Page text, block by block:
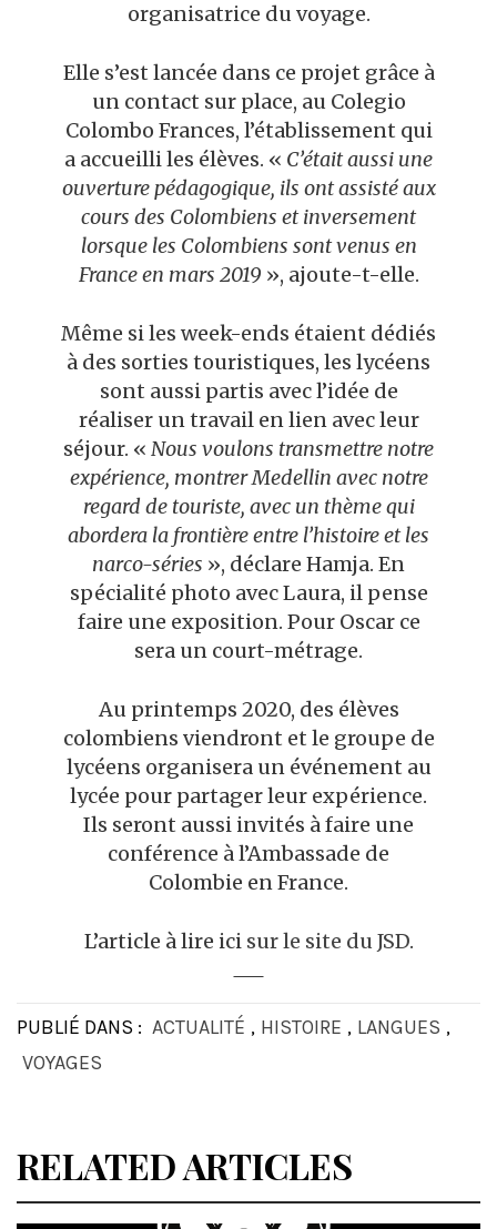
organisatrice du voyage.
Elle s’est lancée dans ce projet grâce à
un contact sur place, au Colegio
Colombo Frances, l’établissement qui
a accueilli les élèves. « C’était aussi une
ouverture pédagogique, ils ont assisté aux
cours des Colombiens et inversement
lorsque les Colombiens sont venus en
France en mars 2019 », ajoute-t-elle.
Même si les week-ends étaient dédiés
à des sorties touristiques, les lycéens
sont aussi partis avec l’idée de
réaliser un travail en lien avec leur
séjour. « Nous voulons transmettre notre
expérience, montrer Medellin avec notre
regard de touriste, avec un thème qui
abordera la frontière entre l’histoire et les
narco-séries », déclare Hamja. En
spécialité photo avec Laura, il pense
faire une exposition. Pour Oscar ce
sera un court-métrage.
Au printemps 2020, des élèves
colombiens viendront et le groupe de
lycéens organisera un événement au
lycée pour partager leur expérience.
Ils seront aussi invités à faire une
conférence à l’Ambassade de
Colombie en France.
L’article à lire ici sur le site du JSD.
PUBLIÉ DANS : ACTUALITÉ , HISTOIRE , LANGUES ,
VOYAGES
RELATED ARTICLES